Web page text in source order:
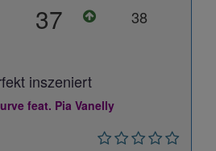
37 38
inszeniert
feat. Pia Vanelly